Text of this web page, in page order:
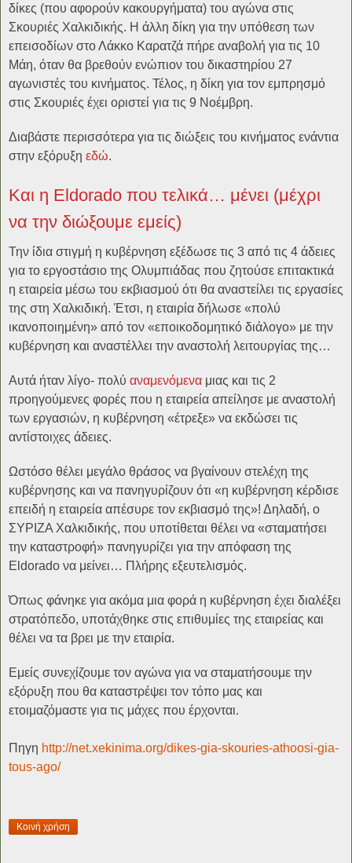
δίκες (που αφορούν κακουργήματα) του αγώνα στις
Σκουριές Χαλκιδικής. Η άλλη δίκη για την υπόθεση των
επεισοδίων στο Λάκκο Καρατζά πήρε αναβολή για τις 10
Μάη, όταν θα βρεθούν ενώπιον του δικαστηρίου 27
αγωνιστές του κινήματος. Τέλος, η δίκη για τον εμπρησμό
στις Σκουριές έχει οριστεί για τις 9 Νοέμβρη.
Διαβάστε περισσότερα για τις διώξεις του κινήματος ενάντια
στην εξόρυξη εδώ.
Και η Eldorado που τελικά… μένει (μέχρι
να την διώξουμε εμείς)
Την ίδια στιγμή η κυβέρνηση εξέδωσε τις 3 από τις 4 άδειες
για το εργοστάσιο της Ολυμπιάδας που ζητούσε επιτακτικά
η εταιρεία μέσω του εκβιασμού ότι θα αναστείλει τις εργασίες
της στη Χαλκιδική. Έτσι, η εταιρία δήλωσε «πολύ
ικανοποιημένη» από τον «εποικοδομητικό διάλογο» με την
κυβέρνηση και αναστέλλει την αναστολή λειτουργίας της…
Αυτά ήταν λίγο- πολύ αναμενόμενα μιας και τις 2
προηγούμενες φορές που η εταιρεία απείλησε με αναστολή
των εργασιών, η κυβέρνηση «έτρεξε» να εκδώσει τις
αντίστοιχες άδειες.
Ωστόσο θέλει μεγάλο θράσος να βγαίνουν στελέχη της
κυβέρνησης και να πανηγυρίζουν ότι «η κυβέρνηση κέρδισε
επειδή η εταιρεία απέσυρε τον εκβιασμό της»! Δηλαδή, ο
ΣΥΡΙΖΑ Χαλκιδικής, που υποτίθεται θέλει να «σταματήσει
την καταστροφή» πανηγυρίζει για την απόφαση της
Eldorado να μείνει… Πλήρης εξευτελισμός.
Όπως φάνηκε για ακόμα μια φορά η κυβέρνηση έχει διαλέξει
στρατόπεδο, υποτάχθηκε στις επιθυμίες της εταιρείας και
θέλει να τα βρει με την εταιρία.
Εμείς συνεχίζουμε τον αγώνα για να σταματήσουμε την
εξόρυξη που θα καταστρέψει τον τόπο μας και
ετοιμαζόμαστε για τις μάχες που έρχονται.
Πηγη http://net.xekinima.org/dikes-gia-skouries-athoosi-gia-
tous-ago/
Κοινή χρήση